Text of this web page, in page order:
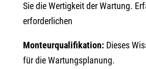
Sie die Wertigkeit der Wartung.
erforderlichen
Monteurqualifikation: Dieses
für die Wartungsplanung.